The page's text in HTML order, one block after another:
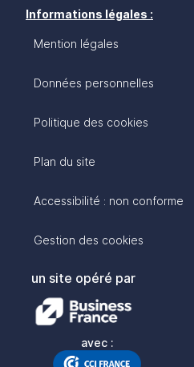
Informations légales :
Mention légales
Données personnelles
Politique des cookies
Plan du site
Accessibilité : non conforme
Gestion des cookies
un site opéré par
avec :